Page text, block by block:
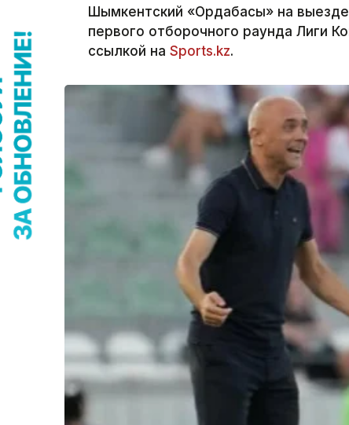
Шымкентский «Ордабасы» на
первого отборочного раунда Лиги
ссылкой на Sports.kz.